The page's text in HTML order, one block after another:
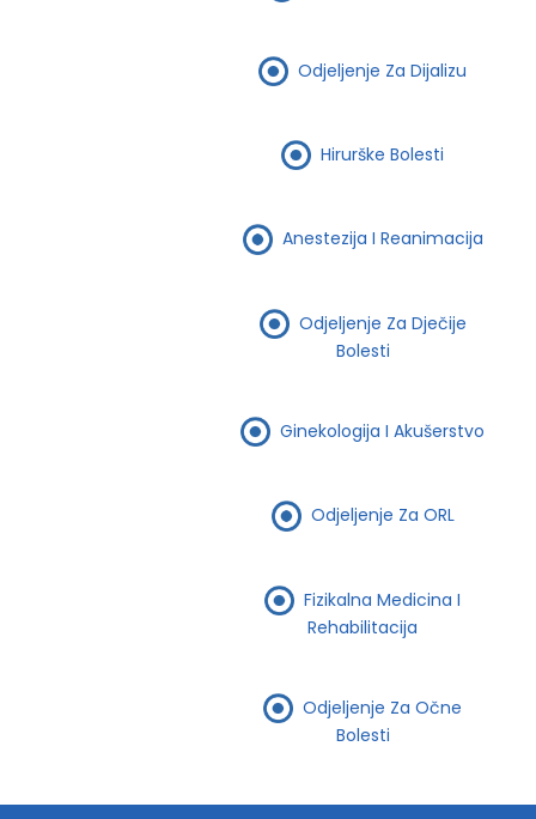
Odjeljenje Za Dijalizu
Hirurške Bolesti
Anestezija I Reanimacija
Odjeljenje Za Dječije
Bolesti
Ginekologija I Akušerstvo
Odjeljenje Za ORL
Fizikalna Medicina I
Rehabilitacija
Odjeljenje Za Očne
Bolesti